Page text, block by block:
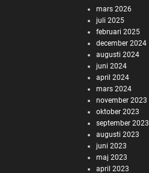
mars 2026
juli 2025
februari 2025
december 2024
augusti 2024
juni 2024
april 2024
mars 2024
november 2023
oktober 2023
september 2023
augusti 2023
juni 2023
maj 2023
april 2023